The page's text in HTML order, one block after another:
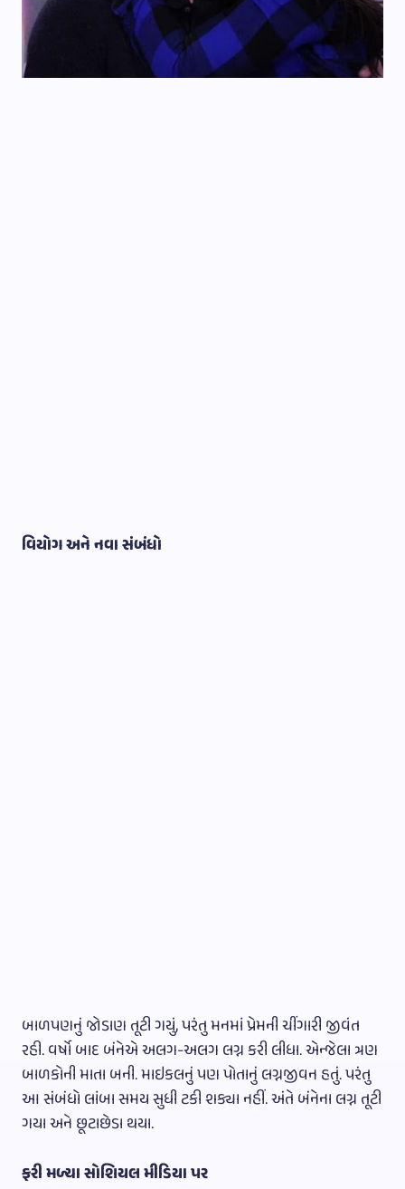
વિયોગ અને નવા સંબંધો
બાળપણનું જોડાણ તૂટી ગયું, પરંતુ મનમાં પ્રેમની ચીંગારી જીવંત
રહી. વર્ષો બાદ બંનેએ અલગ-અલગ લગ્ન કરી લીધા. એન્જેલા ત્રણ
બાળકોની માતા બની. માઇકલનું પણ પોતાનું લગ્નજીવન હતું. પરંતુ
આ સંબંધો લાંબા સમય સુધી ટકી શક્યા નહીં. અંતે બંનેના લગ્ન તૂટી
ગયા અને છૂટાછેડા થયા.
ફરી મળ્યા સોશિયલ મીડિયા પર